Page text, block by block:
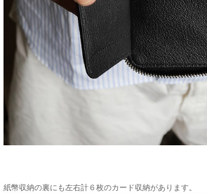
紙幣収納の裏にも左右計６枚のカード収納があります。